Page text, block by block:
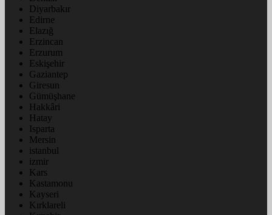
Diyarbakır
Edirne
Elazığ
Erzincan
Erzurum
Eskişehir
Gaziantep
Giresun
Gümüşhane
Hakkâri
Hatay
Isparta
Mersin
istanbul
izmir
Kars
Kastamonu
Kayseri
Kırklareli